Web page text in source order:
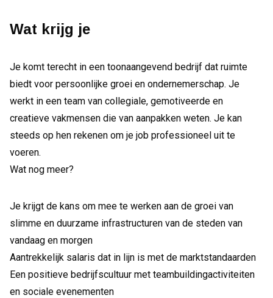
Wat krijg je
Je komt terecht in een toonaangevend bedrijf dat ruimte
biedt voor persoonlijke groei en ondernemerschap. Je
werkt in een team van collegiale, gemotiveerde en
creatieve vakmensen die van aanpakken weten. Je kan
steeds op hen rekenen om je job professioneel uit te
voeren.
Wat nog meer?
Je krijgt de kans om mee te werken aan de groei van
slimme en duurzame infrastructuren van de steden van
vandaag en morgen
Aantrekkelijk salaris dat in lijn is met de marktstandaarden
Een positieve bedrijfscultuur met teambuildingactiviteiten
en sociale evenementen